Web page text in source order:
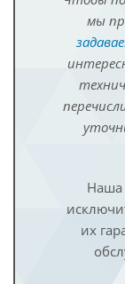
мы
Наша
их